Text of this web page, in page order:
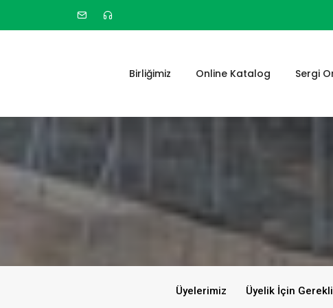
Birliğimiz Online Katalog Sergi
Üyelerimiz Üyelik İçin